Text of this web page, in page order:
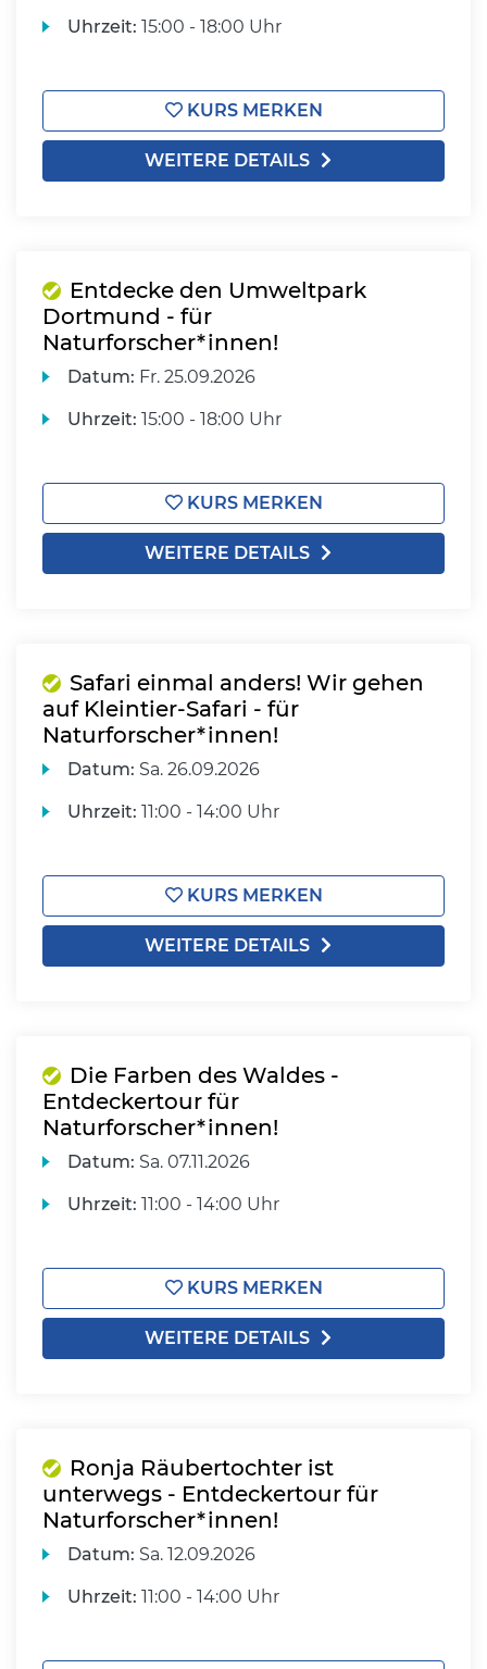
Uhrzeit: 15:00 - 18:00 Uhr
KURS MERKEN
WEITERE DETAILS
Entdecke den Umweltpark
Dortmund - für
Naturforscher*innen!
Datum: Fr. 25.09.2026
Uhrzeit: 15:00 - 18:00 Uhr
KURS MERKEN
WEITERE DETAILS
Safari einmal anders! Wir gehen
auf Kleintier-Safari - für
Naturforscher*innen!
Datum: Sa. 26.09.2026
Uhrzeit: 11:00 - 14:00 Uhr
KURS MERKEN
WEITERE DETAILS
Die Farben des Waldes -
Entdeckertour für
Naturforscher*innen!
Datum: Sa. 07.11.2026
Uhrzeit: 11:00 - 14:00 Uhr
KURS MERKEN
WEITERE DETAILS
Ronja Räubertochter ist
unterwegs - Entdeckertour für
Naturforscher*innen!
Datum: Sa. 12.09.2026
Uhrzeit: 11:00 - 14:00 Uhr